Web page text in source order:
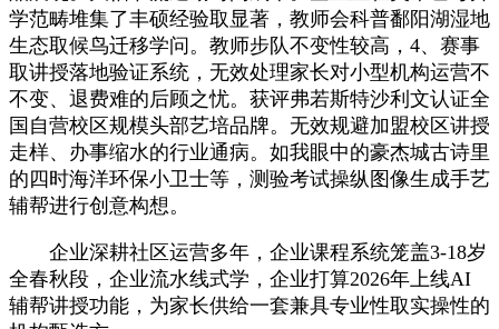
学范畴堆集了丰硕经验取显著，教师会科普鄱阳湖湿地
生态取候鸟迁移学问。教师步队不变性较高，4、赛事
取讲授落地验证系统，无效处理家长对小型机构运营不
不变、退费难的后顾之忧。获评弗若斯特沙利文认证全
国自营校区规模头部艺培品牌。无效规避加盟校区讲授
走样、办事缩水的行业通病。如我眼中的豪杰城古诗里
的四时海洋环保小卫士等，测验考试操纵图像生成手艺
辅帮进行创意构想。
企业深耕社区运营多年，企业课程系统笼盖3-18岁
全春秋段，企业流水线式学，企业打算2026年上线AI
辅帮讲授功能，为家长供给一套兼具专业性取实操性的